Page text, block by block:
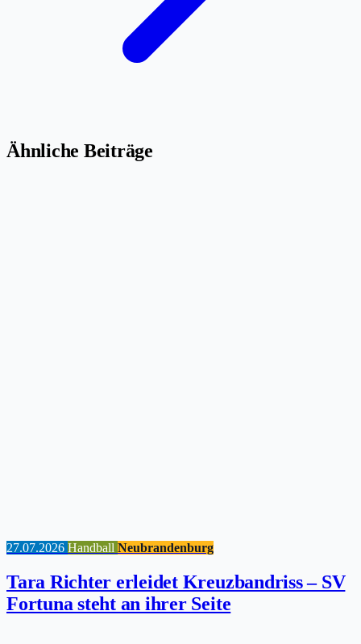
Ähnliche Beiträge
27.07.2026 Handball Neubrandenburg
Tara Richter erleidet Kreuzbandriss – SV
Fortuna steht an ihrer Seite